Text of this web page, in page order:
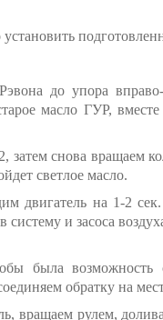
до упора
масло ГУР,
снова вращаем
светлое масло.
двигатель на 1-2
систему и засоса
была возможность
обратку на
вращаем рулем,